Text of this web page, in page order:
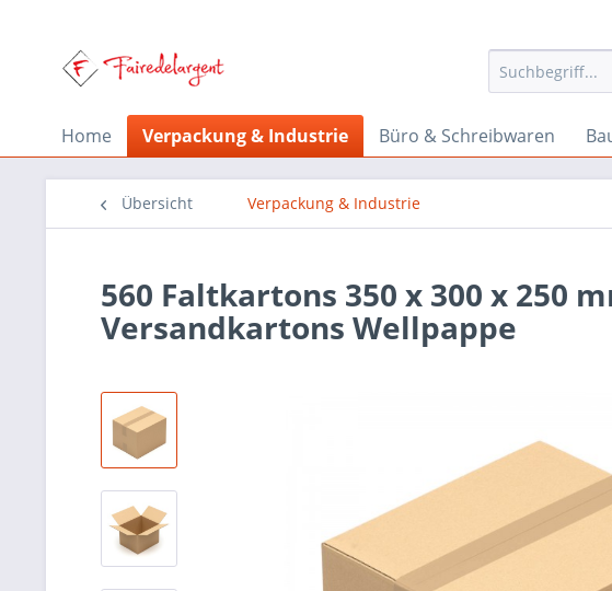
Home Verpackung & Industrie Büro & Schreibwaren
Übersicht Verpackung & Industrie
560 Faltkartons 350 x 300 x 250
Versandkartons Wellpappe